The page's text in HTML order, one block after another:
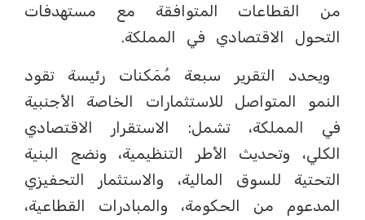
من القطاعات المتوافقة مع مستهدفات
التحول الاقتصادي في المملكة.
ويحدد التقرير سبعة مُمَكنات رئيسة تقود
النمو المتواصل للاستثمارات الخاصة الأجنبية
في المملكة، تشمل: الاستقرار الاقتصادي
الكلي، وتحديث الأطر التنظيمية، ونضج البنية
التحتية للسوق المالية، والاستثمار التحفيزي
المدعوم من الحكومة، والمبادرات القطاعية،